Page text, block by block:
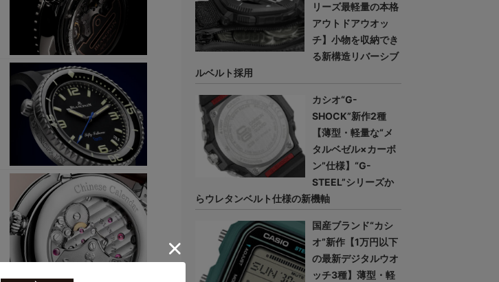
リーズ最軽量の本格
アウトドアウオッ
チ】小物を収納でき
る新構造リバーシブ
ルベルト採用
カシオ“G-
SHOCK”新作2種
【薄型・軽量な“メ
タルベゼル×カーボ
ン”仕様】“G-
STEEL”シリーズか
らウレタンベルト仕様の新機軸
国産ブランド“カシ
オ”新作【1万円以下
の最新デジタルウオ
ッチ3種】薄型・軽